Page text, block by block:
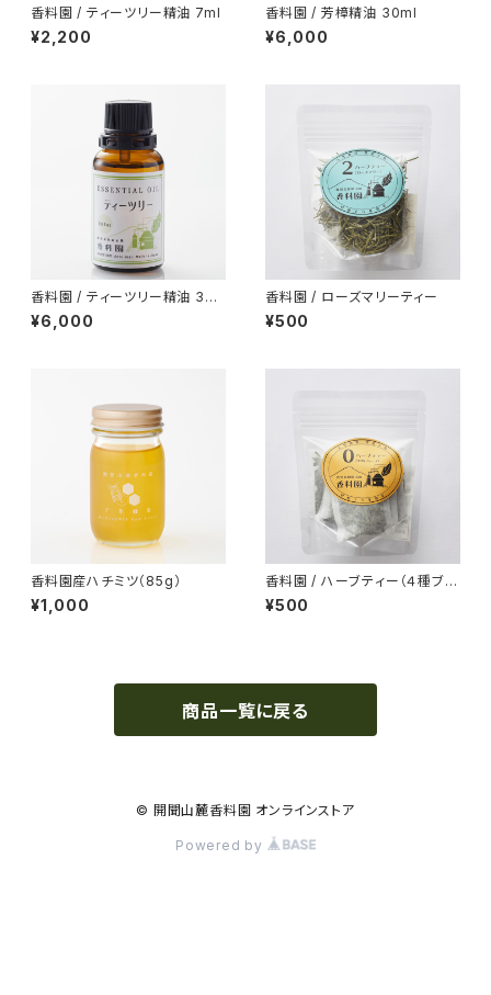
香料園 / ティーツリー精油 7ml
¥2,200
香料園 / 芳樟精油 30ml
¥6,000
香料園 / ティーツリー精油 30
ml
¥6,000
香料園 / ローズマリーティー
¥500
香料園産ハチミツ（85g）
¥1,000
香料園 / ハーブティー（４種ブレ
ンド）
¥500
商品一覧に戻る
© 開聞山麓香料園 オンラインストア
Powered by